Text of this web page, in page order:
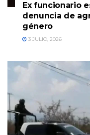
Ex funcionario
denuncia de
género
3 JULIO, 2026